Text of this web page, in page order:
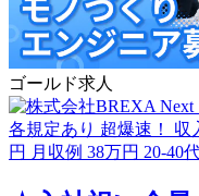
ゴールド求人